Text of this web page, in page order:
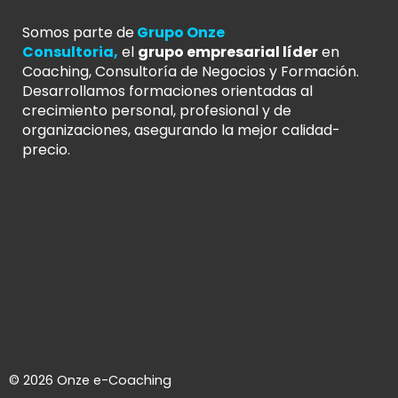
Somos parte deGrupo Onze
Consultoria, el grupo empresarial líderen
Coaching, Consultoría de Negocios y Formación.
Desarrollamos formaciones orientadas al
crecimiento personal, profesional y de
organizaciones, asegurando la mejor calidad-
precio.
© 2026 Onze e-Coaching